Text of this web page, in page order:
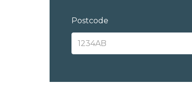
Postcode